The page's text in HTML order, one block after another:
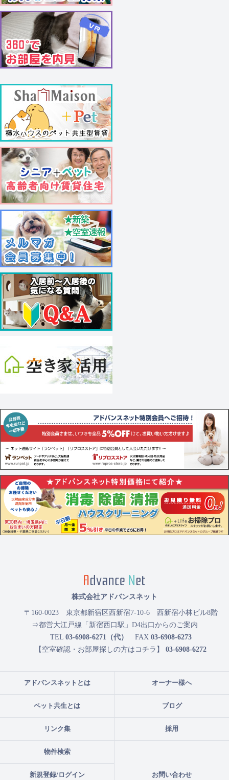
アドバンスネットとは オーナー様へ
ペット共生とは ブログ
リンク集 採用
物件検索
新規登録/ログイン お問い合わせ
株式会社アドバンスネット
〒160-0023 東京都新宿区西新宿7-10-6 西新宿小林ビル8階
⇒都営大江戸線「新宿西口駅」D4出口からのご案内
TEL 03-6908-6271（代） FAX 03-6908-6273
【空室確認・お部屋探しの方はコチラ】 03-6908-6272